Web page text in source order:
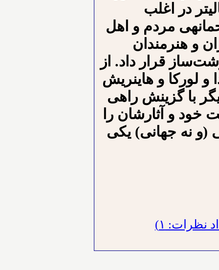
در اغلب
مردم و اهل
و هنرمندان
قرار داد. از
لورکا و هاینریش
با گزینش راهی
و آثارشان را
(و نه جهانی) یکی
نظرات: ۱)